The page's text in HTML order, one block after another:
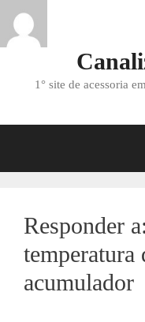
Saltar
para
o
1° site de acessoria
Responder
temperatura
acumulador